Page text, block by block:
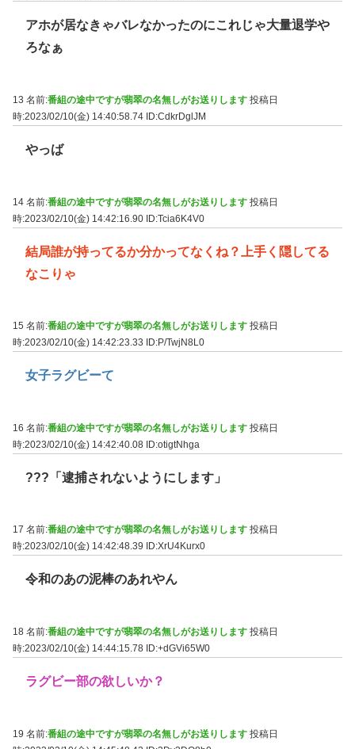
アホが居なきゃバレなかったのにこれじゃ大量退学や
ろなぁ
13 名前:番組の途中ですが翡翠の名無しがお送りします 投稿日
時:2023/02/10(金) 14:40:58.74 ID:CdkrDglJM
やっば
14 名前:番組の途中ですが翡翠の名無しがお送りします 投稿日
時:2023/02/10(金) 14:42:16.90 ID:Tcia6K4V0
結局誰が持ってるか分かってなくね？上手く隠してる
なこりゃ
15 名前:番組の途中ですが翡翠の名無しがお送りします 投稿日
時:2023/02/10(金) 14:42:23.33
ID:P/TwjN8L0
女子ラグビーて
16 名前:番組の途中ですが翡翠の名無しがお送りします 投稿日
時:2023/02/10(金) 14:42:40.08 ID:otigtNhga
???「逮捕されないようにします」
17 名前:番組の途中ですが翡翠の名無しがお送りします 投稿日
時:2023/02/10(金) 14:42:48.39
ID:XrU4Kurx0
令和のあの泥棒のあれやん
18 名前:番組の途中ですが翡翠の名無しがお送りします 投稿日
時:2023/02/10(金) 14:44:15.78 ID:+dGVi65W0
ラグビー部の欲しいか？
19 名前:番組の途中ですが翡翠の名無しがお送りします 投稿日